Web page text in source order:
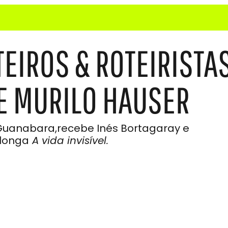
&
MURILO HAUSER
Inés Bortagaray e
A vida invisível.